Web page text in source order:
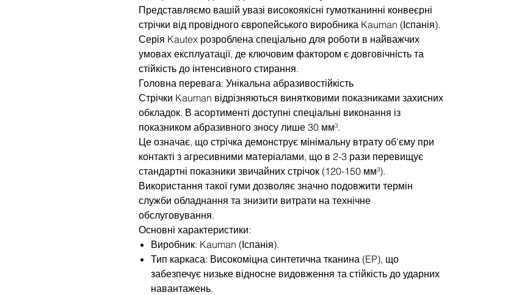
Представляємо вашій увазі високоякісні гумотканинні конвеєрні
стрічки від провідного європейського виробника Kauman (Іспанія).
Серія Kautex розроблена спеціально для роботи в найважчих
умовах експлуатації, де ключовим фактором є довговічність та
стійкість до інтенсивного стирання.
Головна перевага: Унікальна абразивостійкість
Стрічки Kauman відрізняються винятковими показниками захисних
обкладок. В асортименті доступні спеціальні виконання із
показником абразивного зносу лише 30 мм³.
Це означає, що стрічка демонструє мінімальну втрату об'єму при
контакті з агресивними матеріалами, що в 2-3 рази перевищує
стандартні показники звичайних стрічок (120-150 мм³).
Використання такої гуми дозволяє значно подовжити термін
служби обладнання та знизити витрати на технічне
обслуговування.
Основні характеристики:
Виробник: Kauman (Іспанія).
Тип каркаса: Високоміцна синтетична тканина (EP), що
забезпечує низьке відносне видовження та стійкість до ударних
навантажень.